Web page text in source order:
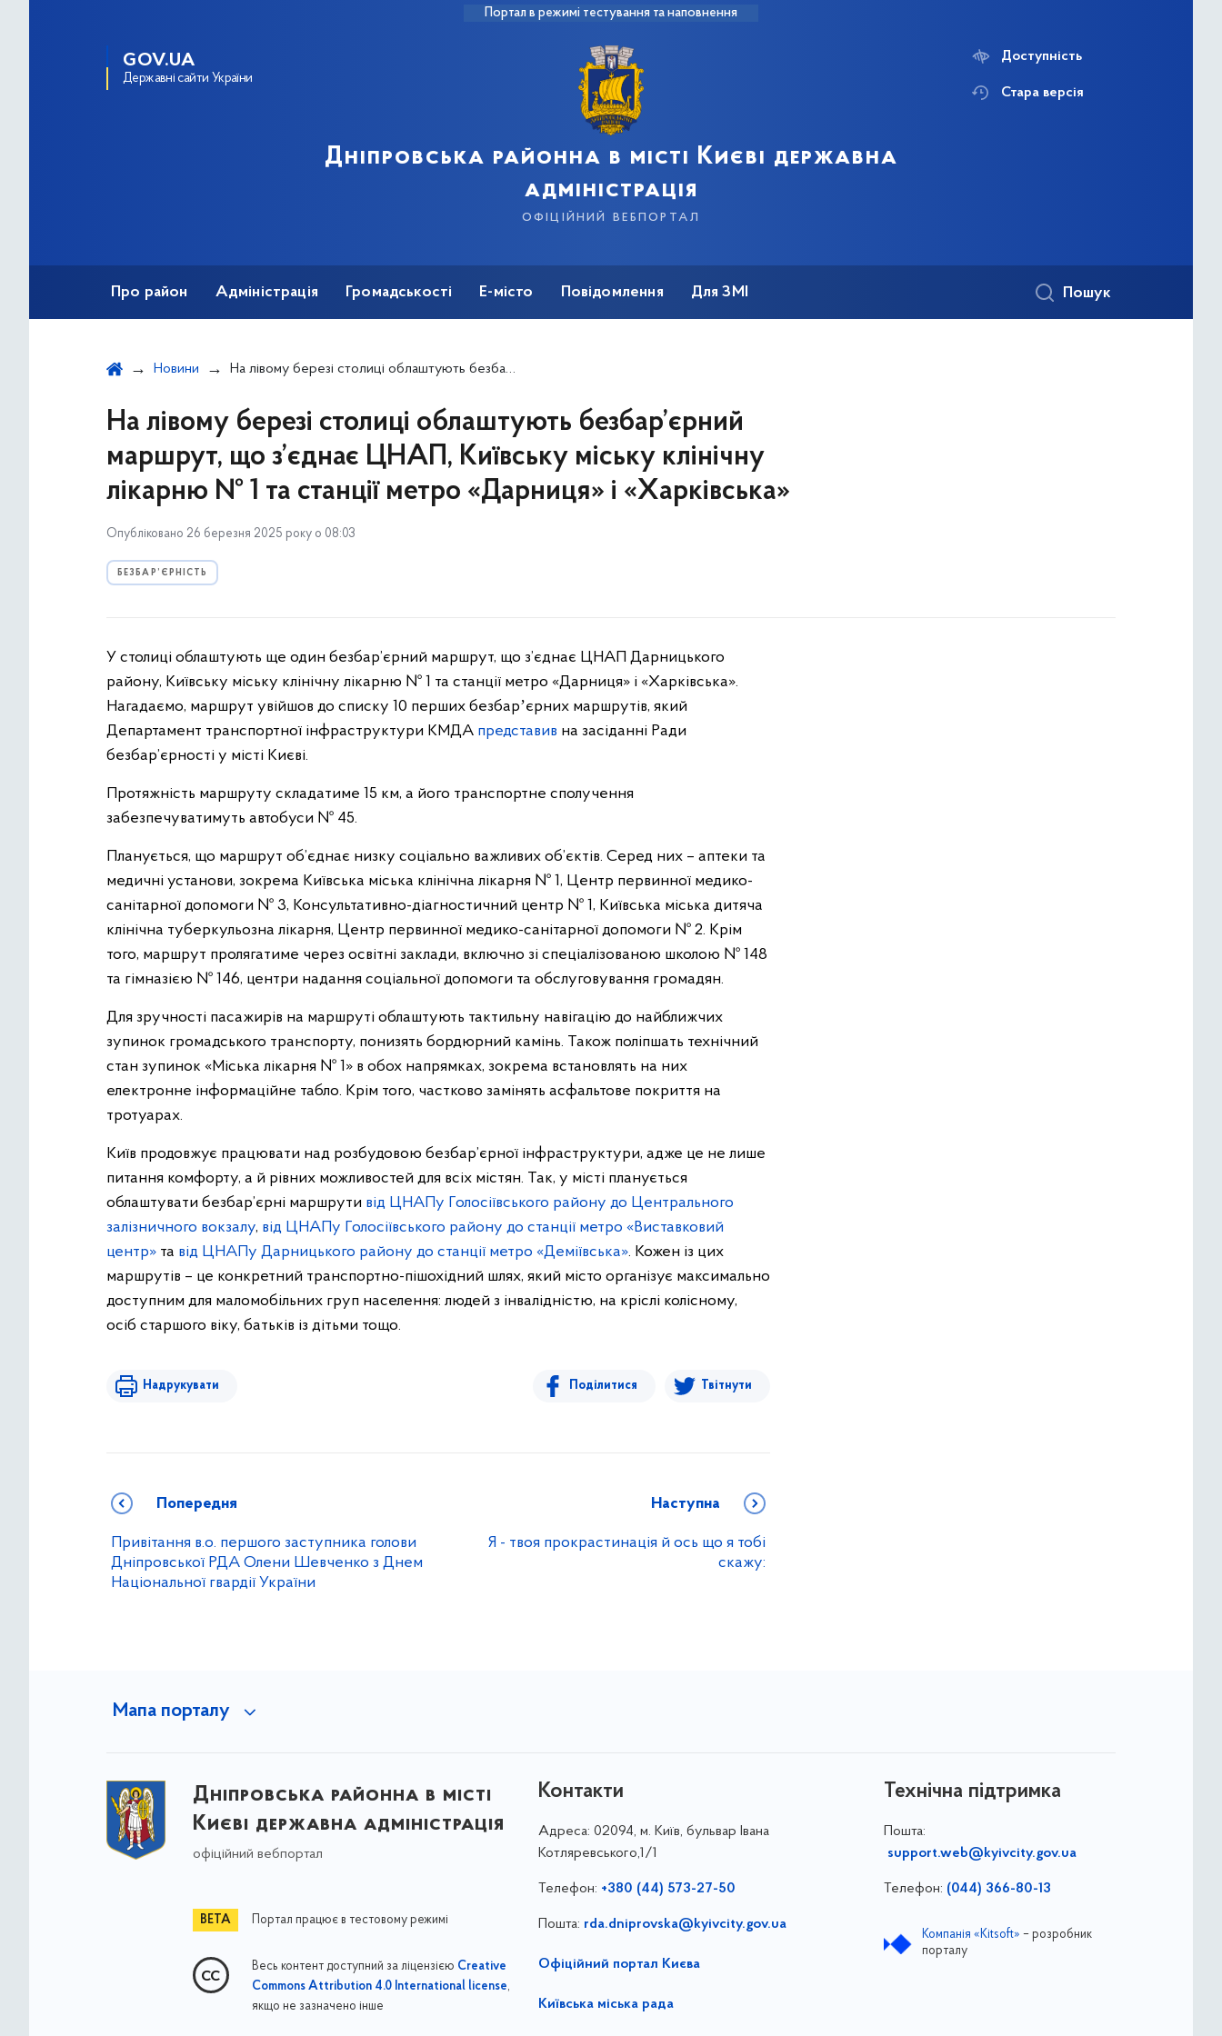
Портал в режимі тестування та наповнення
GOV.UA
Державні сайти України
Дніпровська районна в місті Києві державна
адміністрація
офіційний вебпортал
Доступність
Стара версія
Про район Адміністрація Громадськості Е-місто Повідомлення Для ЗМІ Пошук
Новини На лівому березі столиці облаштують безбар’єрний маршрут, що з’єднає ЦНАП, Київську міську клінічну лікарню № 1 та станції метро «Дарниця» і «Харківська»
На лівому березі столиці облаштують безбар’єрний
маршрут, що з’єднає ЦНАП, Київську міську клінічну
лікарню № 1 та станції метро «Дарниця» і «Харківська»
Опубліковано 26 березня 2025 року о 08:03
БЕЗБАР’ЄРНІСТЬ
У столиці облаштують ще один безбар’єрний маршрут, що з’єднає ЦНАП Дарницького
району, Київську міську клінічну лікарню № 1 та станції метро «Дарниця» і «Харківська».
Нагадаємо, маршрут увійшов до списку 10 перших безбарʼєрних маршрутів, який
Департамент транспортної інфраструктури КМДА представив на засіданні Ради
безбар’єрності у місті Києві.
Протяжність маршруту складатиме 15 км, а його транспортне сполучення
забезпечуватимуть автобуси № 45.
Планується, що маршрут об’єднає низку соціально важливих об’єктів. Серед них – аптеки та
медичні установи, зокрема Київська міська клінічна лікарня № 1, Центр первинної медико-
санітарної допомоги № 3, Консультативно-діагностичний центр № 1, Київська міська дитяча
клінічна туберкульозна лікарня, Центр первинної медико-санітарної допомоги № 2. Крім
того, маршрут пролягатиме через освітні заклади, включно зі спеціалізованою школою № 148
та гімназією № 146, центри надання соціальної допомоги та обслуговування громадян.
Для зручності пасажирів на маршруті облаштують тактильну навігацію до найближчих
зупинок громадського транспорту, понизять бордюрний камінь. Також поліпшать технічний
стан зупинок «Міська лікарня № 1» в обох напрямках, зокрема встановлять на них
електронне інформаційне табло. Крім того, частково замінять асфальтове покриття на
тротуарах.
Київ продовжує працювати над розбудовою безбар’єрної інфраструктури, адже це не лише
питання комфорту, а й рівних можливостей для всіх містян. Так, у місті планується
облаштувати безбар’єрні маршрути від ЦНАПу Голосіївського району до Центрального
залізничного вокзалу, від ЦНАПу Голосіївського району до станції метро «Виставковий
центр» та від ЦНАПу Дарницького району до станції метро «Деміївська». Кожен із цих
маршрутів – це конкретний транспортно-пішохідний шлях, який місто організує максимально
доступним для маломобільних груп населення: людей з інвалідністю, на кріслі колісному,
осіб старшого віку, батьків із дітьми тощо.
Надрукувати Поділитися Твітнути
Попередня
Привітання в.о. першого заступника голови
Дніпровської РДА Олени Шевченко з Днем
Національної гвардії України
Наступна
Я - твоя прокрастинація й ось що я тобі
скажу:
Мапа порталу
Дніпровська районна в місті
Києві державна адміністрація
офіційний вебпортал
Портал працює в тестовому режимі
Весь контент доступний за ліцензією Creative
Commons Attribution 4.0 International license,
якщо не зазначено інше
Контакти
Адреса: 02094, м. Київ, бульвар Івана
Котляревського,1/1
Телефон: +380 (44) 573-27-50
Пошта: rda.dniprovska@kyivcity.gov.ua
Офіційний портал Києва
Київська міська рада
Технічна підтримка
Пошта:
support.web@kyivcity.gov.ua
Телефон: (044) 366-80-13
Компанія «Kitsoft» – розробник
порталу